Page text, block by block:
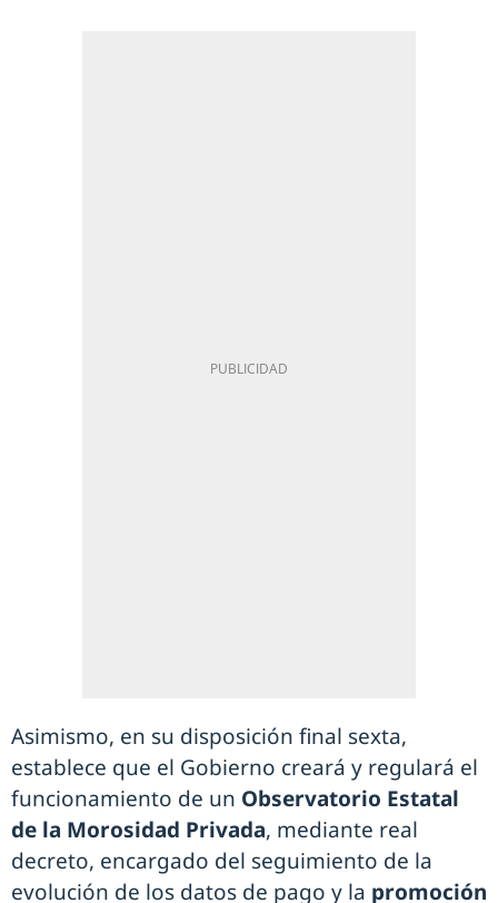
Asimismo, en su disposición final sexta,
establece que el Gobierno creará y regulará el
funcionamiento de un Observatorio Estatal
de la Morosidad Privada, mediante real
decreto, encargado del seguimiento de la
evolución de los datos de pago y la promoción